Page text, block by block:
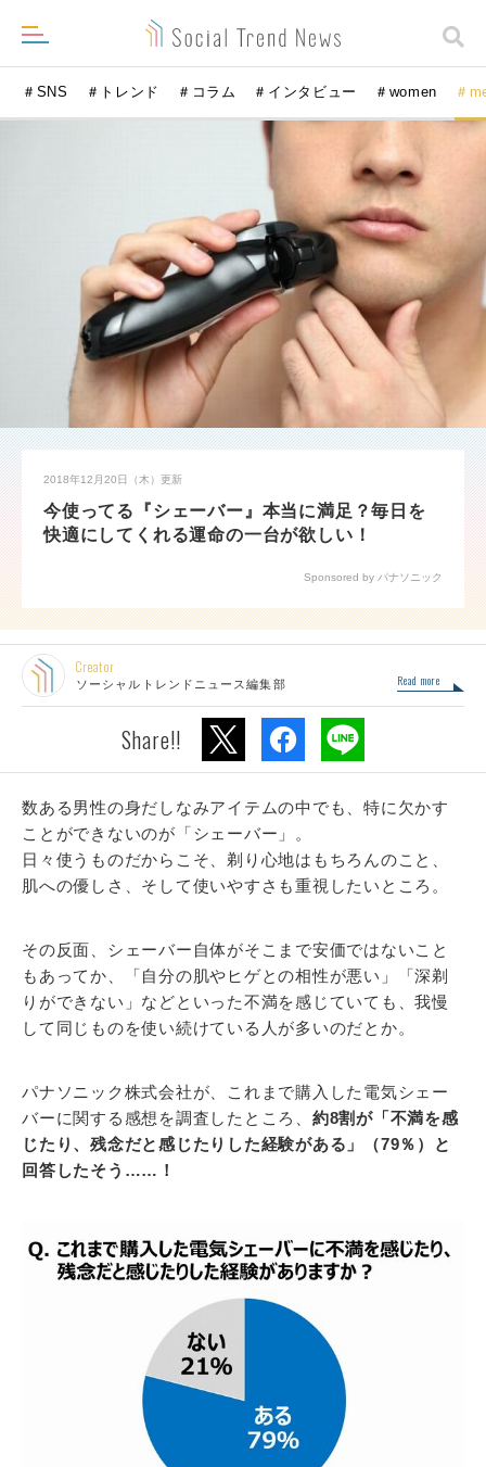
＃SNS ＃トレンド ＃コラム ＃インタビュー ＃women ＃
2018年12月20日（木） 更新
今使ってる『シェーバー』本当に満足？毎日を
快適にしてくれる運命の一台が欲しい！
Sponsored by パナソニック
Creator
ソーシャルトレンドニュース編集部 Read more
Share!!
数ある男性の身だしなみアイテムの中でも、特に欠かす
ことができないのが「シェーバー」。
日々使うものだからこそ、剃り心地はもちろんのこと、
肌への優しさ、そして使いやすさも重視したいところ。
その反面、シェーバー自体がそこまで安価ではないこと
もあってか、「自分の肌やヒゲとの相性が悪い」「深剃
りができない」などといった不満を感じていても、我慢
して同じものを使い続けている人が多いのだとか。
パナソニック株式会社が、これまで購入した電気シェー
バーに関する感想を調査したところ、 約8割が「不満を感
じたり、残念だと感じたりした経験がある」（79％）と
回答したそう……！